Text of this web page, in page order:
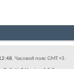
. Часовой пояс GMT +3.